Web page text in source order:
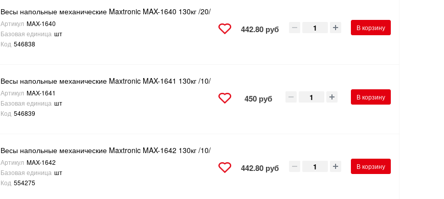
Весы напольные механические Maxtronic MAX-1640 130кг /20/
Артикул MAX-1640
Базовая единица шт
Код 546838
442.80 руб В корзину
Весы напольные механические Maxtronic MAX-1641 130кг /10/
Артикул MAX-1641
Базовая единица шт
Код 546839
450 руб В корзину
Весы напольные механические Maxtronic MAX-1642 130кг /10/
Артикул MAX-1642
Базовая единица шт
Код 554275
442.80 руб В корзину